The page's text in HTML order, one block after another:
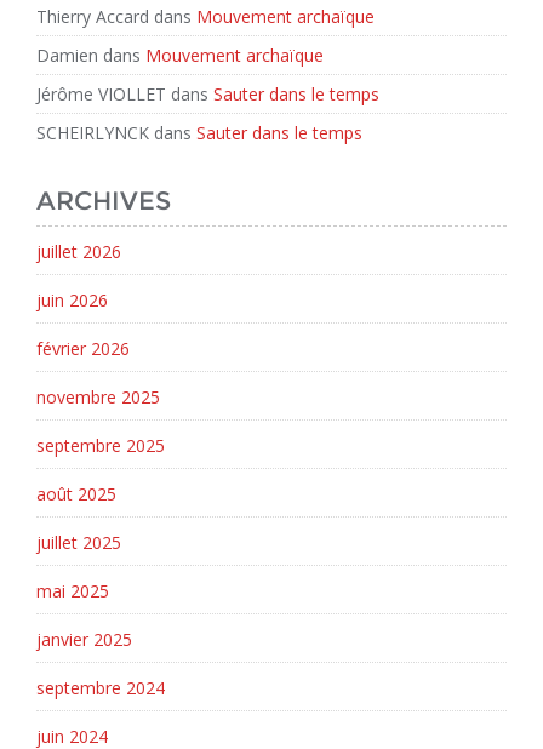
Thierry Accard dans Mouvement archaïque
Damien dans Mouvement archaïque
Jérôme VIOLLET dans Sauter dans le temps
SCHEIRLYNCK dans Sauter dans le temps
ARCHIVES
juillet 2026
juin 2026
février 2026
novembre 2025
septembre 2025
août 2025
juillet 2025
mai 2025
janvier 2025
septembre 2024
juin 2024